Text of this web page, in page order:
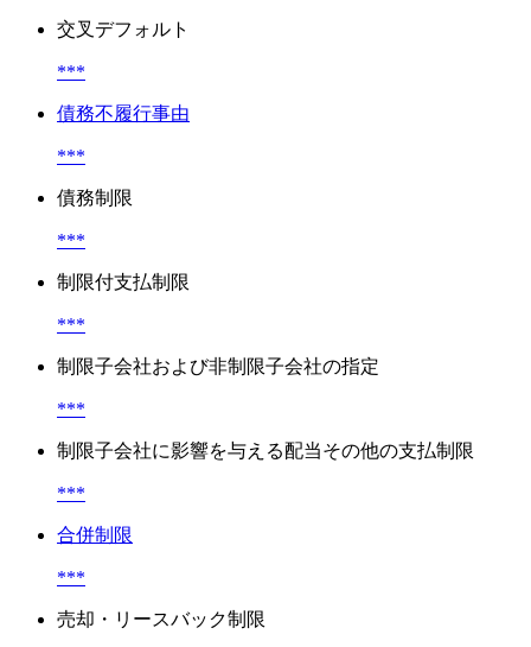
交叉デフォルト
***
債務不履行事由
***
債務制限
***
制限付支払制限
***
制限子会社および非制限子会社の指定
***
制限子会社に影響を与える配当その他の支払制限
***
合併制限
***
売却・リースバック制限